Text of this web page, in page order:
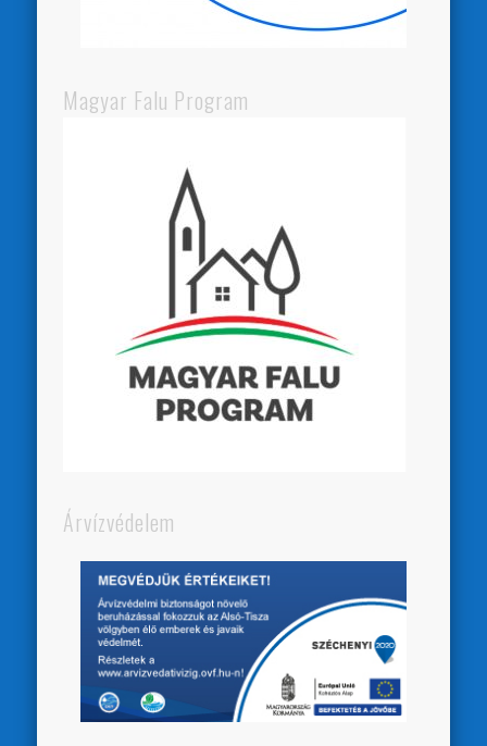
Magyar Falu Program
Árvízvédelem